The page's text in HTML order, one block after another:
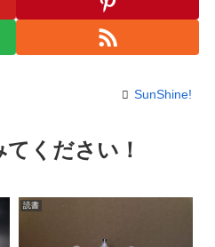
SunShine!
ください！
読書